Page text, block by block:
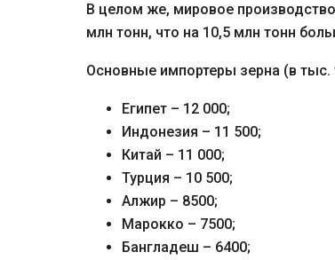
В целом же, мировое
млн тонн, что на 10,5 млн тонн
Основные импортеры зерна (в тыс.
Египет – 12 000;
Индонезия – 11 500;
Китай – 11 000;
Турция – 10 500;
Алжир – 8500;
Марокко – 7500;
Бангладеш – 6400;